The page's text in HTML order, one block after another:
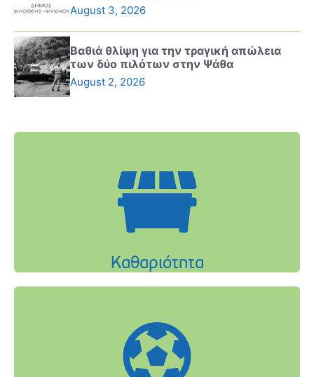
August 3, 2026
Βαθιά θλίψη για την τραγική απώλεια
των δύο πιλότων στην Ψάθα
August 2, 2026